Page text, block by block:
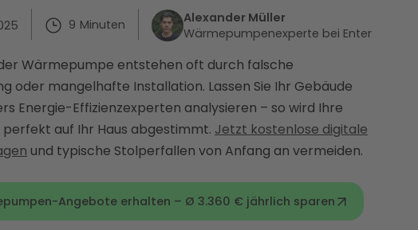
9 Minuten
Alexander Müller
Wärmepumpenexperte bei Enter
Wärmepumpe entstehen oft durch falsche
oder mangelhafte Installation. Lassen Sie Ihr Gebäude
Energie-Effizienzexperten analysieren – so wird Ihre
auf Ihr Haus abgestimmt. Jetzt kostenlose digitale
und typische Stolperfallen von Anfang an vermeiden.
Angebote erhalten – Ø 3.360 € jährlich sparen